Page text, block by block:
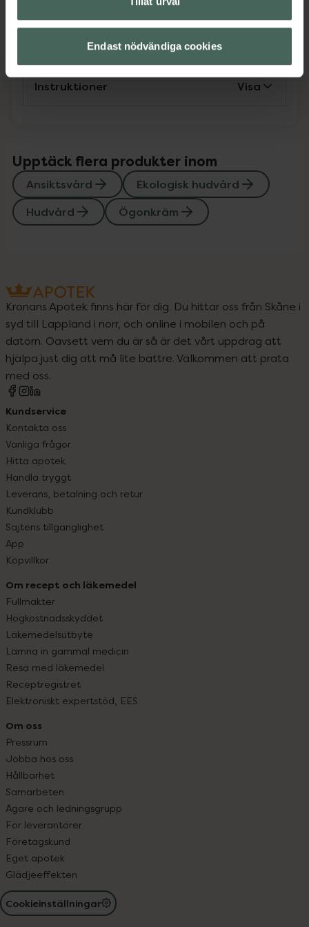
Endast nödvändiga cookies
Instruktioner Visa
Upptäck flera produkter inom
Ansiktsvård
Ekologisk hudvård
Hudvård
Ögonkräm
Kronans Apotek finns här för dig. Du hittar oss från Skåne i
syd till Lappland i norr, och online i mobilen och på
datorn. Oavsett vem du är så är det vårt uppdrag att
hjälpa just dig att må lite bättre. Välkommen att prata
med oss.
Kundservice
Kontakta oss
Vanliga frågor
Hitta apotek
Handla tryggt
Leverans, betalning och retur
Kundklubb
Sajtens tillgänglighet
App
Köpvillkor
Om recept och läkemedel
Fullmakter
Högkostnadsskyddet
Läkemedelsutbyte
Lämna in gammal medicin
Resa med läkemedel
Receptregistret
Elektroniskt expertstöd, EES
Om oss
Pressrum
Jobba hos oss
Hållbarhet
Samarbeten
Ägare och ledningsgrupp
För leverantörer
Företagskund
Eget apotek
Glädjeeffekten
Cookieinställningar